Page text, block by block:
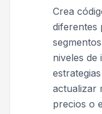
Crea
diferentes
niveles de
actualizar
precios o